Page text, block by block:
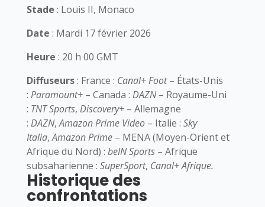
Stade : Louis II, Monaco
Date : Mardi 17 février 2026
Heure : 20 h 00 GMT
Diffuseurs: France : Canal+ Foot– États-Unis
: Paramount+– Canada : DAZN– Royaume-Uni
: TNT Sports, Discovery+ – Allemagne
: DAZN,Amazon Prime Video– Italie : Sky
Italia,Amazon Prime– MENA (Moyen-Orient et
Afrique du Nord) : beIN Sports– Afrique
subsaharienne : SuperSport, Canal+ Afrique.
Historique des
confrontations